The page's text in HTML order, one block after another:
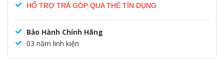
HỔ TRỢ TRẢ GÓP QUA THẺ TÍN DỤNG
Bảo Hành Chính Hãng
03 năm linh kiện